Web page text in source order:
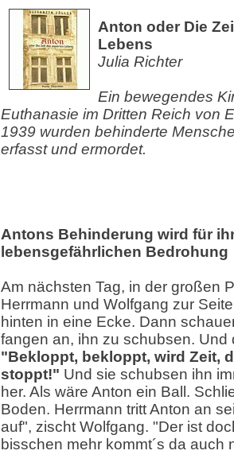
Anton oder Die
Lebens
Julia Richter
Ein bewegendes
Euthanasie im Dritten Reich von
1939 wurden behinderte
erfasst und ermordet.
Antons Behinderung wird für
lebensgefährlichen Bedrohung
Am nächsten Tag, in der großen
Herrmann und Wolfgang zur
hinten in eine Ecke. Dann
fangen an, ihn zu schubsen. Und
"Bekloppt, bekloppt, wird Zeit,
stoppt!" Und sie schubsen ihn
her. Als wäre Anton ein Ball.
Boden. Herrmann tritt Anton an
auf", zischt Wolfgang. "Der ist
bisschen mehr kommt´s da auch